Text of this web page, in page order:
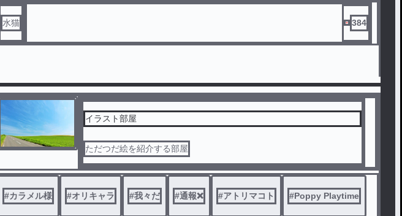
水猫 384
イラスト部屋
ただつだ絵を紹介する部屋
#カラメル様 #オリキャラ #我々だ #通報❌ #アトリマコト #Poppy Playtime